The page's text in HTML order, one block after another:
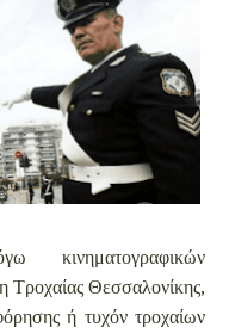
κινηματογραφικών
Τροχαίας Θεσσαλονίκης,
ή τυχόν τροχαίων